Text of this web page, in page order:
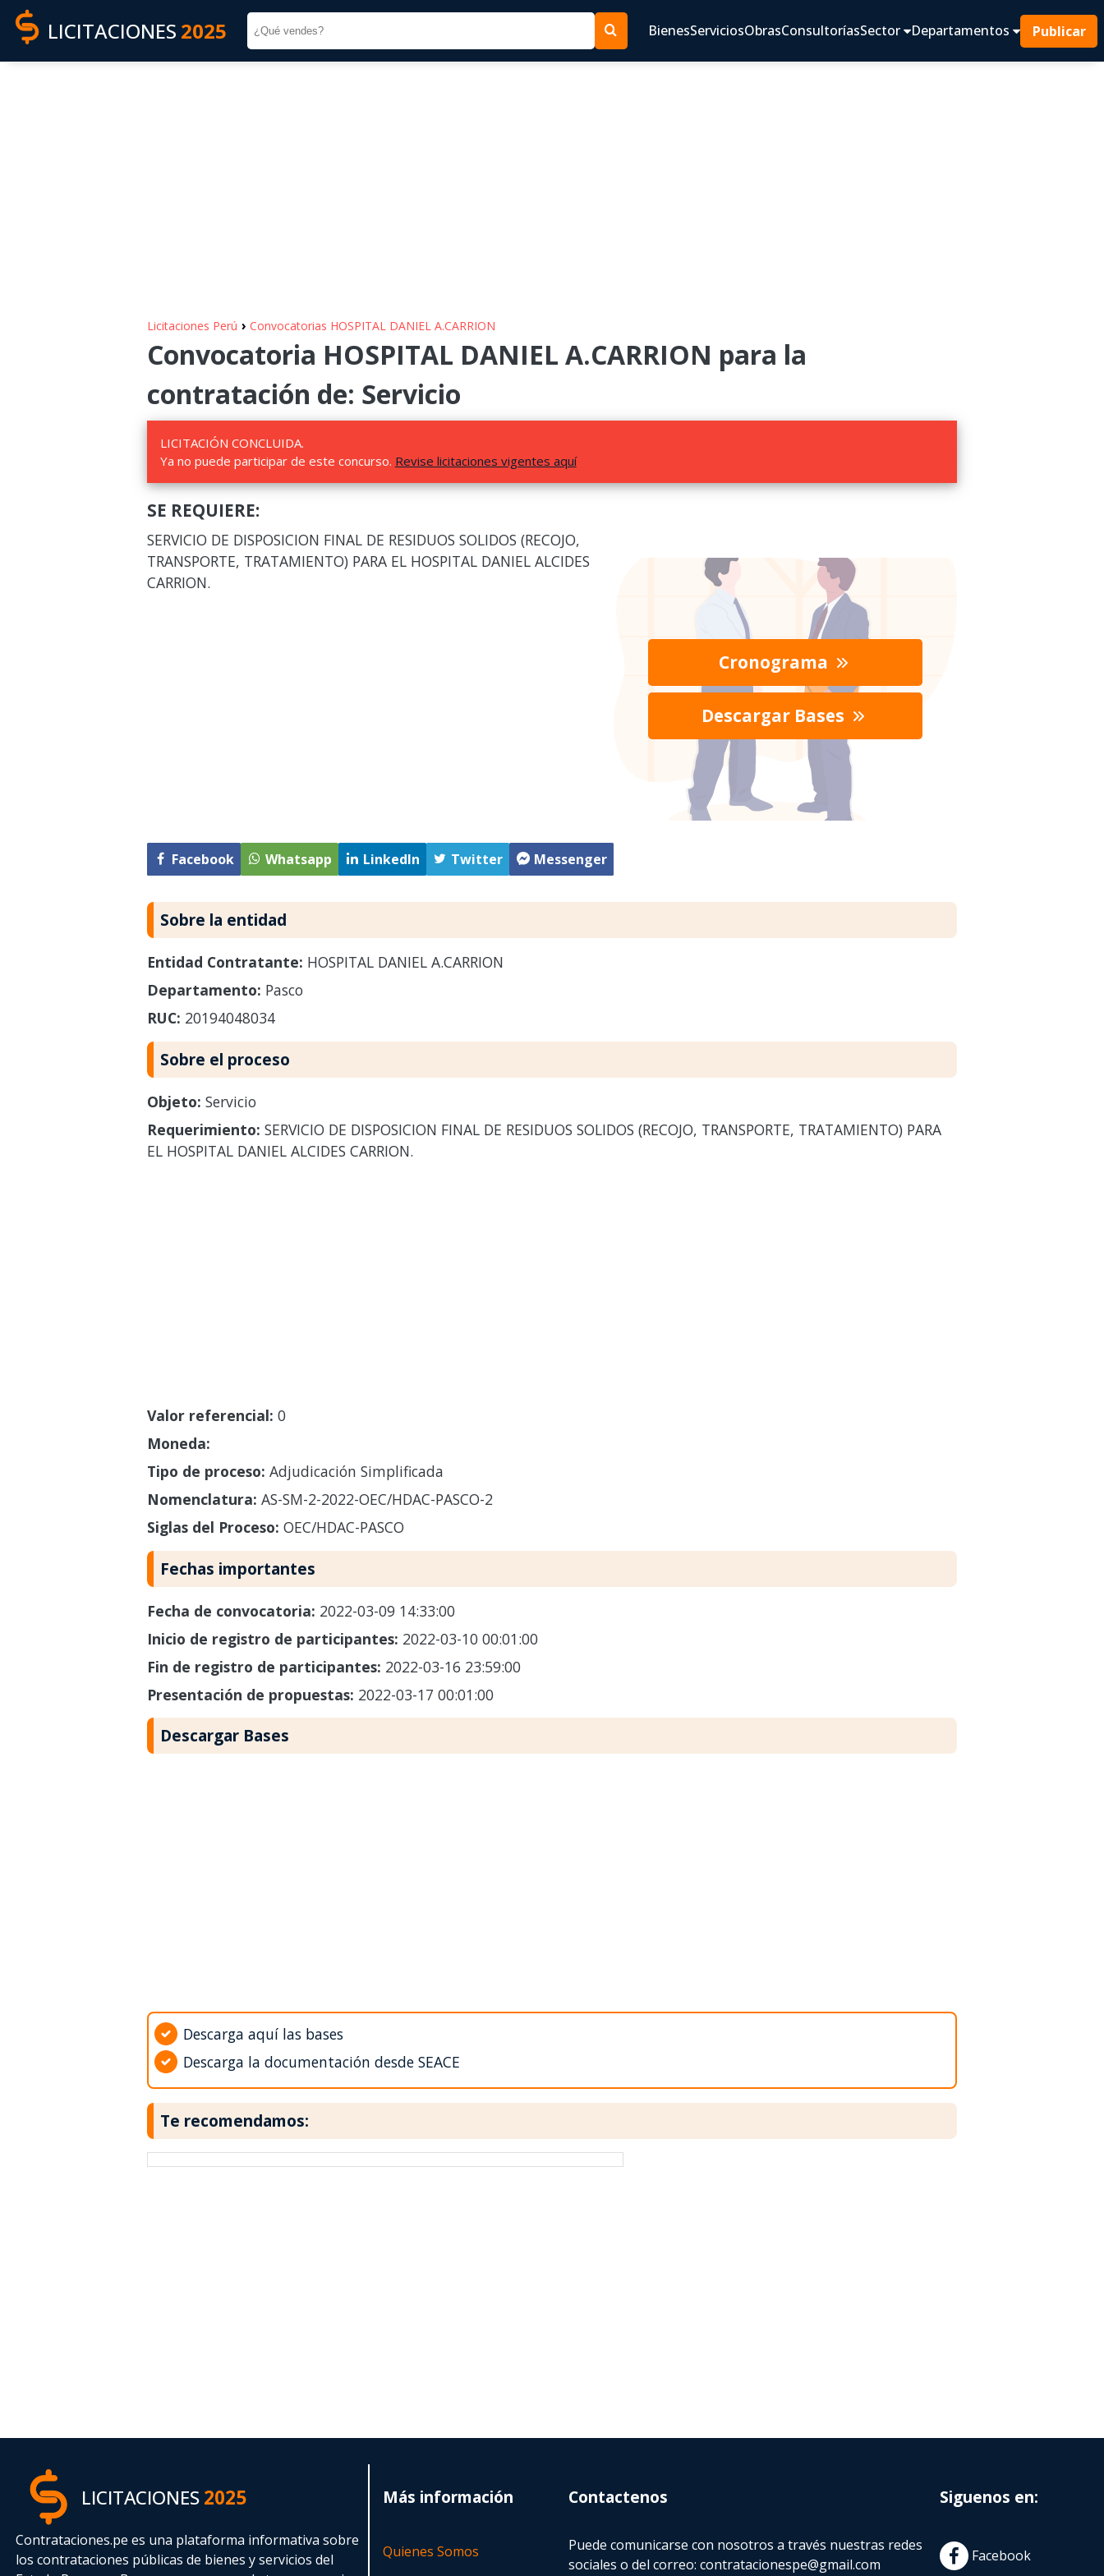
LICITACIONES 2025 BienesServiciosObrasConsultoríasSector Departamentos Publicar
Licitaciones Perú › Convocatorias HOSPITAL DANIEL A.CARRION
Convocatoria HOSPITAL DANIEL A.CARRION para la
contratación de: Servicio
LICITACIÓN CONCLUIDA.
Ya no puede participar de este concurso. Revise licitaciones vigentes aquí
SE REQUIERE:
SERVICIO DE DISPOSICION FINAL DE RESIDUOS SOLIDOS (RECOJO,
TRANSPORTE, TRATAMIENTO) PARA EL HOSPITAL DANIEL ALCIDES
CARRION.
Facebook Whatsapp LinkedIn Twitter Messenger
Cronograma
Descargar Bases
Sobre la entidad
Entidad Contratante: HOSPITAL DANIEL A.CARRION
Departamento: Pasco
RUC: 20194048034
Sobre el proceso
Objeto: Servicio
Requerimiento: SERVICIO DE DISPOSICION FINAL DE RESIDUOS SOLIDOS (RECOJO, TRANSPORTE, TRATAMIENTO) PARA
EL HOSPITAL DANIEL ALCIDES CARRION.
Valor referencial: 0
Moneda:
Tipo de proceso: Adjudicación Simplificada
Nomenclatura: AS-SM-2-2022-OEC/HDAC-PASCO-2
Siglas del Proceso: OEC/HDAC-PASCO
Fechas importantes
Fecha de convocatoria: 2022-03-09 14:33:00
Inicio de registro de participantes: 2022-03-10 00:01:00
Fin de registro de participantes: 2022-03-16 23:59:00
Presentación de propuestas: 2022-03-17 00:01:00
Descargar Bases
Descarga aquí las bases
Descarga la documentación desde SEACE
Te recomendamos:
LICITACIONES2025
Contrataciones.pe es una plataforma informativa sobre
los contrataciones públicas de bienes y servicios del
Más información
Quienes Somos
Contactenos
Puede comunicarse con nosotros a través nuestras redes
sociales o del correo:contratacionespe@gmail.com
Siguenos en:
Facebook